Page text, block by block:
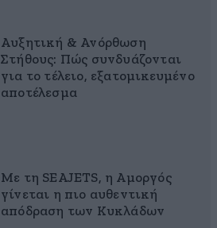
Αυξητική & Ανόρθωση
Στήθους: Πώς συνδυάζονται
για το τέλειο, εξατομικευμένο
αποτέλεσμα
Με τη SEAJETS, η Αμοργός
γίνεται η πιο αυθεντική
απόδραση των Κυκλάδων